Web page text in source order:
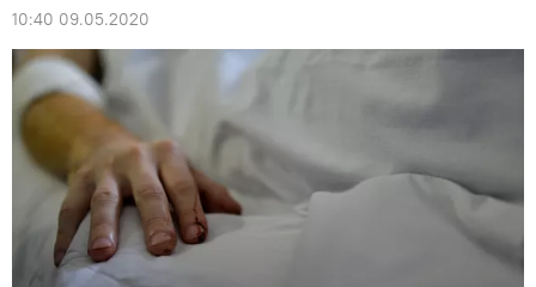
10:40 09.05.2020